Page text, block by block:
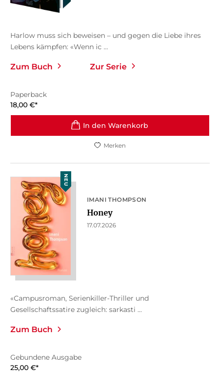
Harlow muss sich beweisen – und gegen die Liebe ihres
Lebens kämpfen: «Wenn ic ...
Zum Buch Zur Serie
Paperback
18,00 €*
In den Warenkorb
Merken
NEU
IMANI THOMPSON
Honey
17.07.2026
«Campusroman, Serienkiller-Thriller und
Gesellschaftssatire zugleich: sarkasti ...
Zum Buch
Gebundene Ausgabe
25,00 €*